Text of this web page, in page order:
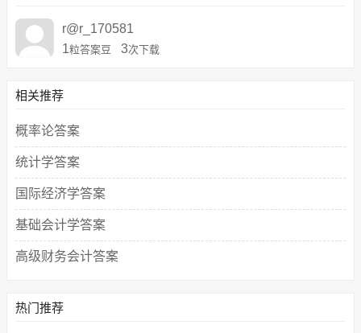
r@r_170581
1粒答案豆 3次下载
相关推荐
概率论答案
统计学答案
国际经济学答案
基础会计学答案
高级财务会计答案
热门推荐